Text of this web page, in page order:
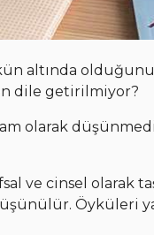
altında
dile getirilmiyor?
olarak
ve cinsel olarak
Öyküleri